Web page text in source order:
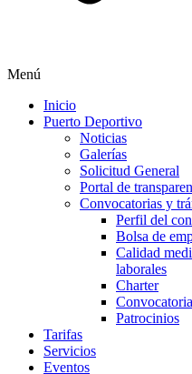
Menú
Inicio
Puerto Deportivo
Noticias
Galerías
Solicitud General
Portal de
Convocatorias y
Perfil del
Bolsa de
Calidad
laborales
Charter
Patrocinios
Tarifas
Servicios
Eventos